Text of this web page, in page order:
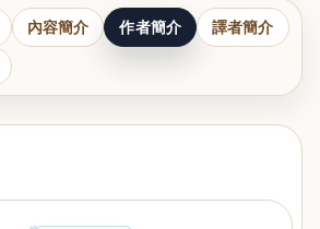
內容簡介 作者簡介 譯者簡介